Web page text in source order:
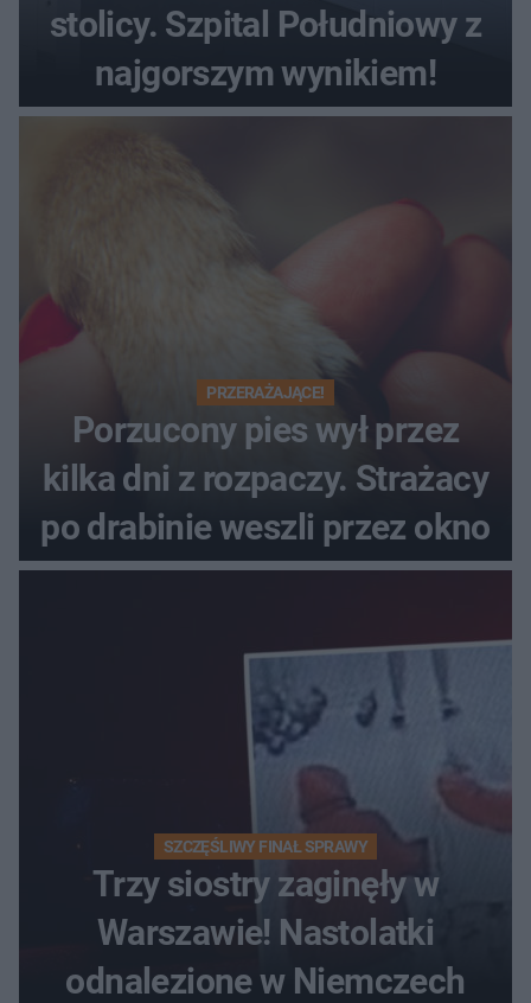
stolicy. Szpital Południowy z
najgorszym wynikiem!
PRZERAŻAJĄCE!
Porzucony pies wył przez
kilka dni z rozpaczy. Strażacy
po drabinie weszli przez okno
SZCZĘŚLIWY FINAŁ SPRAWY
Trzy siostry zaginęły w
Warszawie! Nastolatki
odnalezione w Niemczech